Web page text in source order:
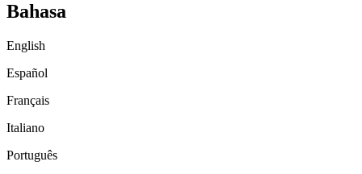
Bahasa
English
Español
Français
Italiano
Português